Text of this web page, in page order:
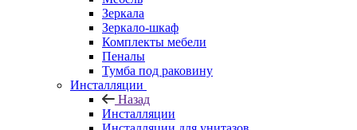
Зеркала
Зеркало-шкаф
Комплекты мебели
Пеналы
Тумба под раковину
Инсталляции
Назад
Инсталляции